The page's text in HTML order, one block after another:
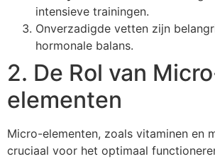
intensieve trainingen.
Onverzadigde vetten zijn
hormonale balans.
2. De Rol van
elementen
Micro-elementen, zoals vitaminen en
cruciaal voor het optimaal